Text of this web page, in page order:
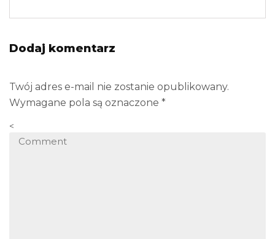
Dodaj komentarz
Twój adres e-mail nie zostanie opublikowany.
Wymagane pola są oznaczone *
<